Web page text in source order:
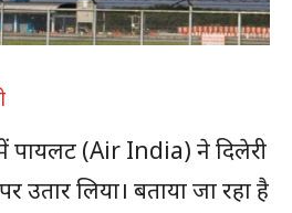
में पायलट (Air India) ने दिलेरी
उतार लिया। बताया जा रहा है